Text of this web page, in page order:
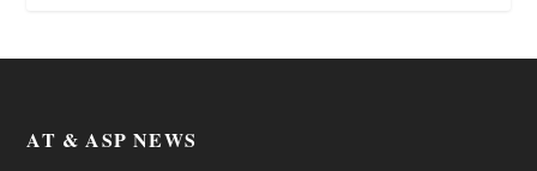
AT & ASP NEWS